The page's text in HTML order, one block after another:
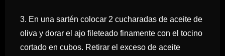
3. En una sartén colocar 2 cucharadas de aceite de
oliva y dorar el ajo fileteado finamente con el tocino
cortado en cubos. Retirar el exceso de aceite